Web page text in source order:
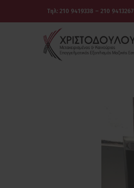
Τηλ: 210 9419338 – 210 9413267